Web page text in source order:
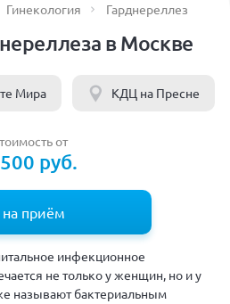
Гинекология Гарднереллез
в Москве
Мира КДЦ на Пресне
от
руб.
на приём
инфекционное
не только у женщин, но и у
называют бактериальным